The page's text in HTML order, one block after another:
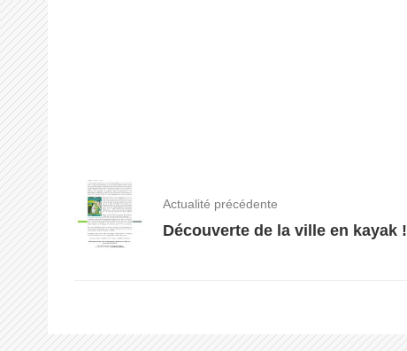
Actualité précédente
Découverte de la ville en kayak !